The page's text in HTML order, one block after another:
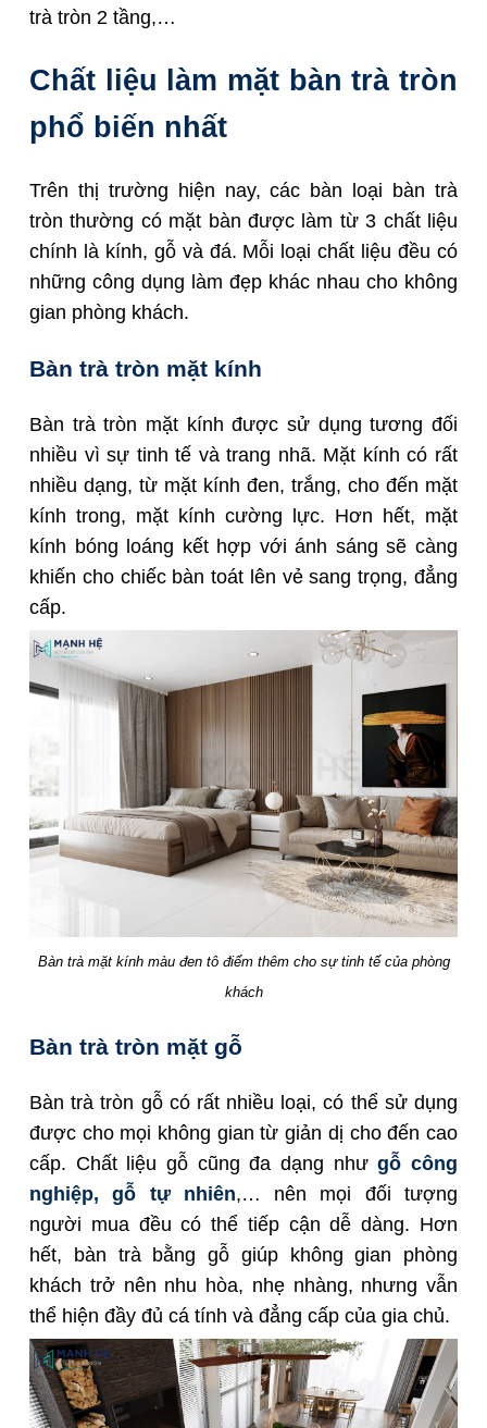
trà tròn 2 tầng,…
Chất liệu làm mặt bàn trà tròn
phổ biến nhất
Trên thị trường hiện nay, các bàn loại bàn trà
tròn thường có mặt bàn được làm từ 3 chất liệu
chính là kính, gỗ và đá. Mỗi loại chất liệu đều có
những công dụng làm đẹp khác nhau cho không
gian phòng khách.
Bàn trà tròn mặt kính
Bàn trà tròn mặt kính được sử dụng tương đối
nhiều vì sự tinh tế và trang nhã. Mặt kính có rất
nhiều dạng, từ mặt kính đen, trắng, cho đến mặt
kính trong, mặt kính cường lực. Hơn hết, mặt
kính bóng loáng kết hợp với ánh sáng sẽ càng
khiến cho chiếc bàn toát lên vẻ sang trọng, đẳng
cấp.
Bàn trà mặt kính màu đen tô điểm thêm cho sự tinh tế của phòng
khách
Bàn trà tròn mặt gỗ
Bàn trà tròn gỗ có rất nhiều loại, có thể sử dụng
được cho mọi không gian từ giản dị cho đến cao
cấp. Chất liệu gỗ cũng đa dạng nhưgỗ công
nghiệp,
gỗ tự nhiên,… nên mọi đối tượng
người mua đều có thể tiếp cận dễ dàng. Hơn
hết, bàn trà bằng gỗ giúp không gian phòng
khách trở nên nhu hòa, nhẹ nhàng, nhưng vẫn
thể hiện đầy đủ cá tính và đẳng cấp của gia chủ.